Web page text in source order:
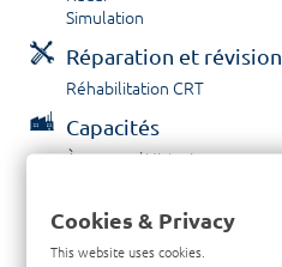
Simulation
Réparation et révision
Réhabilitation CRT
Capacités
À propos / Historique
Contactez nous
Cookies & Privacy
This website uses cookies.